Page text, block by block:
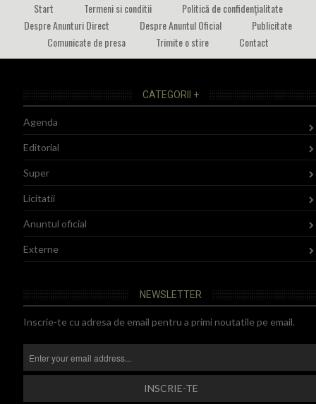
Start Termeni si conditii
Politică de confidențialitate
Despre Anunturi Direct
Despre Anuntul Oficial
Publicitate
Comunicate de presa
Trimite o stire Contact
CATEGORII +
Agenda
Editorial
Super
Licitatii
Anuntul oficial
Externe
NEWSLETTER
Inscrie-te cu adresa de email pentru a primi noutatile pe email.